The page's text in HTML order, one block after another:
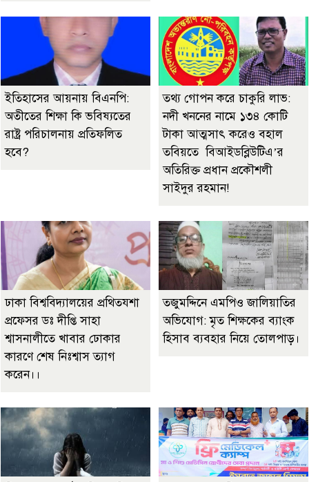
ইতিহাসের আয়নায় বিএনপি:
অতীতের শিক্ষা কি ভবিষ্যতের
রাষ্ট্র পরিচালনায় প্রতিফলিত
হবে?
তথ্য গোপন করে চাকুরি লাভ:
নদী খননের নামে ১৩৪ কোটি
টাকা আত্মসাৎ করেও বহাল
তবিয়তে বিআইডব্লিউটিএ’র
অতিরিক্ত প্রধান প্রকৌশলী
সাইদুর রহমান!
ঢাকা বিশ্ববিদ্যালয়ের প্রথিতযশা
প্রফেসর ডঃ দীপ্তি সাহা
শ্বাসনালীতে খাবার ঢোকার
কারণে শেষ নিঃশ্বাস ত্যাগ
করেন।।
তজুমদ্দিনে এমপিও জালিয়াতির
অভিযোগ: মৃত শিক্ষকের ব্যাংক
হিসাব ব্যবহার নিয়ে তোলপাড়।